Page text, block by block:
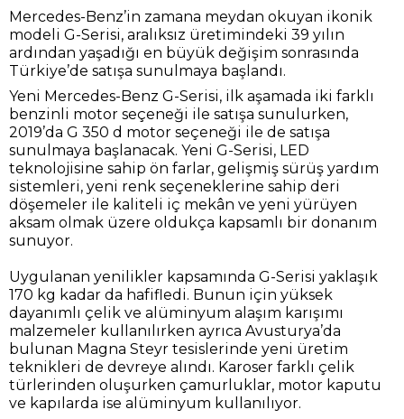
Mercedes-Benz’in zamana meydan okuyan ikonik
modeli G-Serisi, aralıksız üretimindeki 39 yılın
ardından yaşadığı en büyük değişim sonrasında
Türkiye’de satışa sunulmaya başlandı.
Yeni Mercedes-Benz G-Serisi, ilk aşamada iki farklı
benzinli motor seçeneği ile satışa sunulurken,
2019’da G 350 d motor seçeneği ile de satışa
sunulmaya başlanacak. Yeni G-Serisi, LED
teknolojisine sahip ön farlar, gelişmiş sürüş yardım
sistemleri, yeni renk seçeneklerine sahip deri
döşemeler ile kaliteli iç mekân ve yeni yürüyen
aksam olmak üzere oldukça kapsamlı bir donanım
sunuyor.
Uygulanan yenilikler kapsamında G-Serisi yaklaşık
170 kg kadar da hafifledi. Bunun için yüksek
dayanımlı çelik ve alüminyum alaşım karışımı
malzemeler kullanılırken ayrıca Avusturya’da
bulunan Magna Steyr tesislerinde yeni üretim
teknikleri de devreye alındı. Karoser farklı çelik
türlerinden oluşurken çamurluklar, motor kaputu
ve kapılarda ise alüminyum kullanılıyor.